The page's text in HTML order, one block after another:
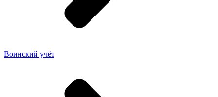
Воинский учёт